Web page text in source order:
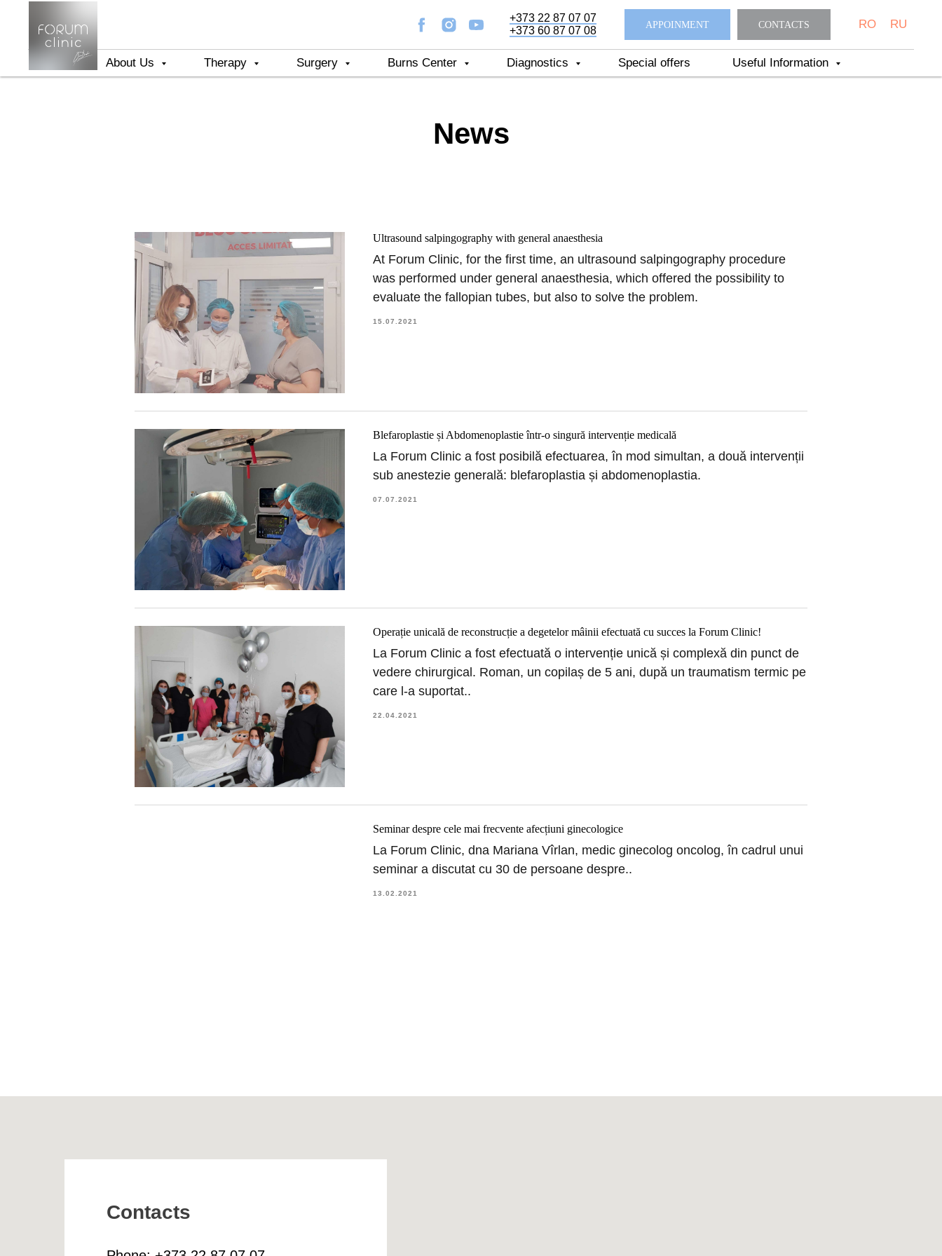
+373 22 87 07 07
+373 60 87 07 08
APPOINMENT CONTACTS RO RU
About Us Therapy Surgery Burns Center Diagnostics Special offers Useful Information
News
Ultrasound salpingography with general anaesthesia
At Forum Clinic, for the first time, an ultrasound salpingography procedure
was performed under general anaesthesia, which offered the possibility to
evaluate the fallopian tubes, but also to solve the problem.
15.07.2021
Blefaroplastie și Abdomenoplastie într-o singură intervenție medicală
La Forum Clinic a fost posibilă efectuarea, în mod simultan, a două intervenții
sub anestezie generală: blefaroplastia și abdomenoplastia.
07.07.2021
Operație unicală de reconstrucție a degetelor mâinii efectuată cu succes la Forum Clinic!
La Forum Clinic a fost efectuată o intervenție unică și complexă din punct de
vedere chirurgical. Roman, un copilaș de 5 ani, după un traumatism termic pe
care l-a suportat..
22.04.2021
Seminar despre cele mai frecvente afecțiuni ginecologice
La Forum Clinic, dna Mariana Vîrlan, medic ginecolog oncolog, în cadrul unui
seminar a discutat cu 30 de persoane despre..
13.02.2021
Contacts